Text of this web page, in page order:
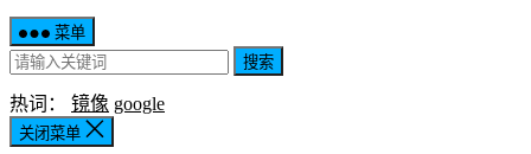
菜单
搜索
热词： 镜像 google
关闭菜单